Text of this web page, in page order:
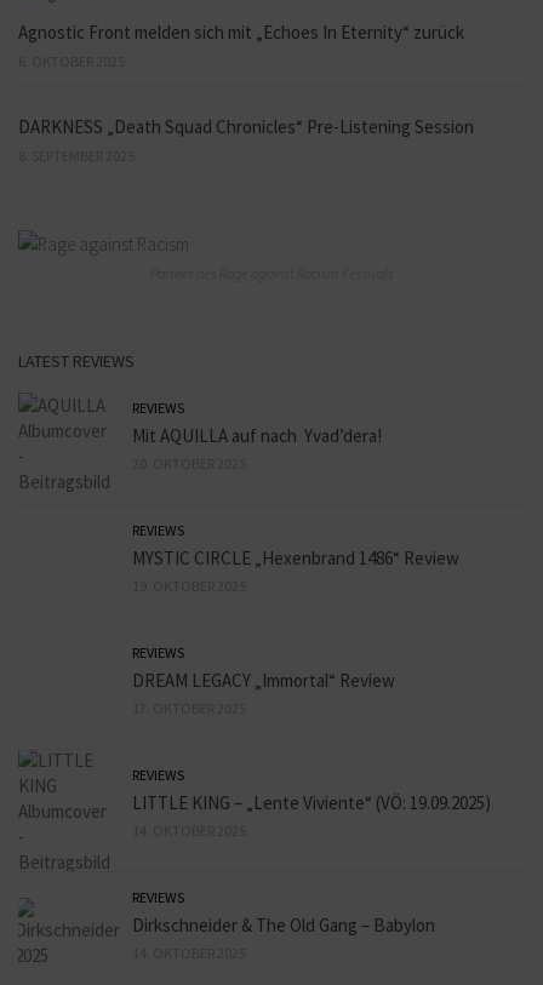
Agnostic Front melden sich mit „Echoes In Eternity“ zurück
DARKNESS „Death Squad Chronicles“ Pre-Listening Session
LATEST REVIEWS
REVIEWS
Mit AQUILLA auf nach Yvad’dera!
REVIEWS
MYSTIC CIRCLE „Hexenbrand 1486“ Review
REVIEWS
DREAM LEGACY „Immortal“ Review
REVIEWS
LITTLE KING – „Lente Viviente“ (VÖ: 19.09.2025)
REVIEWS
Dirkschneider & The Old Gang – Babylon